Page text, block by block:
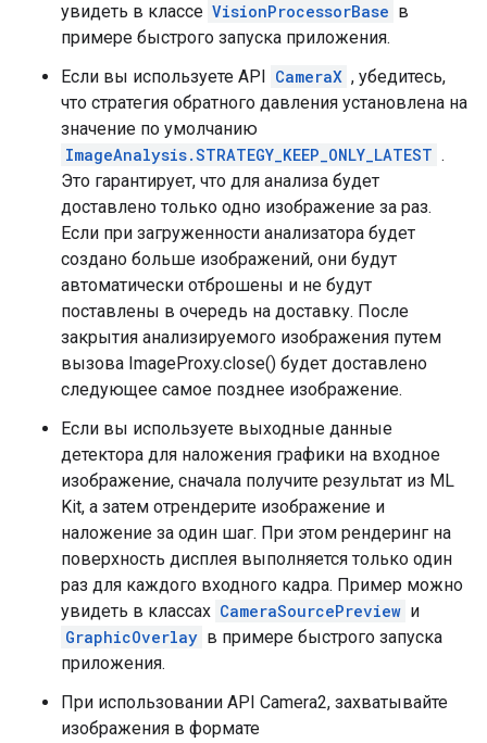
увидеть в классе VisionProcessorBase в
примере быстрого запуска приложения.
Если вы используете API CameraX , убедитесь,
что стратегия обратного давления установлена ​​на
значение по умолчанию
ImageAnalysis.STRATEGY_KEEP_ONLY_LATEST .
Это гарантирует, что для анализа будет
доставлено только одно изображение за раз.
Если при загруженности анализатора будет
создано больше изображений, они будут
автоматически отброшены и не будут
поставлены в очередь на доставку. После
закрытия анализируемого изображения путем
вызова ImageProxy.close() будет доставлено
следующее самое позднее изображение.
Если вы используете выходные данные
детектора для наложения графики на входное
изображение, сначала получите результат из ML
Kit, а затем отрендерите изображение и
наложение за один шаг. При этом рендеринг на
поверхность дисплея выполняется только один
раз для каждого входного кадра. Пример можно
увидеть в классах CameraSourcePreview и
GraphicOverlay в примере быстрого запуска
приложения.
При использовании API Camera2, захватывайте
изображения в формате